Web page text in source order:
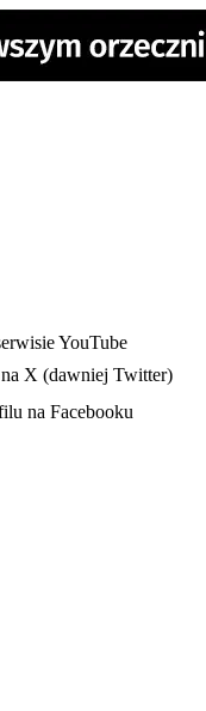
YouTube
X (dawniej Twitter)
na Facebooku